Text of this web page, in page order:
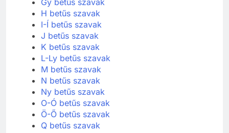
H betűs szavak
I-Í betűs szavak
J betűs szavak
K betűs szavak
L-Ly betűs szavak
M betűs szavak
N betűs szavak
Ny betűs szavak
O-Ó betűs szavak
Ö-Ő betűs szavak
Q betűs szavak